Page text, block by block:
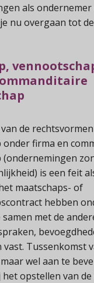
als
nu overgaan tot
de
firma en
(ondernemingen
is een feit
maatschaps- of
hebben
met de
Tussenkomst
wel aan te
opstellen van